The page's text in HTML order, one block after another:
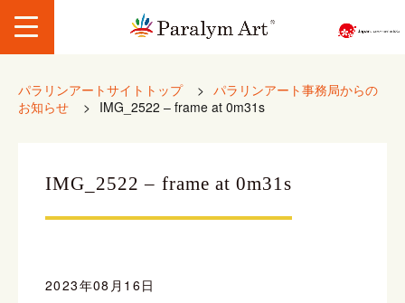
パラリンアートサイトトップ > パラリンアート事務局からの
お知らせ
> IMG_2522 – frame at 0m31s
IMG_2522 – frame at 0m31s
2023年08月16日